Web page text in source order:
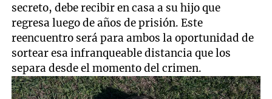
secreto, debe recibir en casa a su hijo que
regresa luego de años de prisión. Este
reencuentro será para ambos la oportunidad de
sortear esa infranqueable distancia que los
separa desde el momento del crimen.